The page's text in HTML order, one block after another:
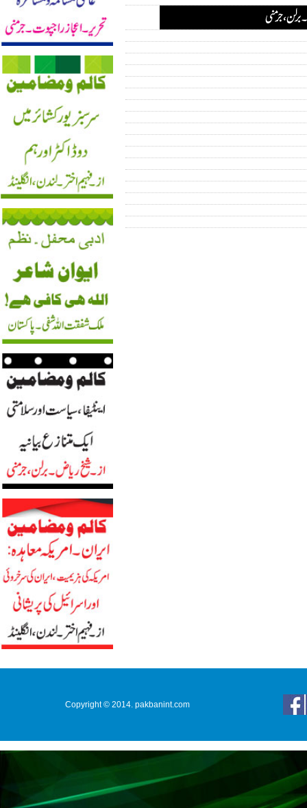
Copyright © 2014. pakbanint.com